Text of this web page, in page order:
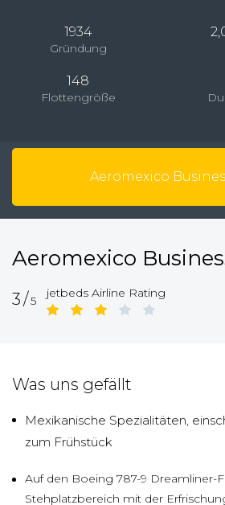
1934
Gründung
148
Flottengröße
Aeromexico
Aeromexico
3/5
jetbeds Airline Rating
Was uns gefällt
Mexikanische Spezialitäten,
zum Frühstück
Auf den Boeing 787-9 Dreamliner-
Stehplatzbereich mit der